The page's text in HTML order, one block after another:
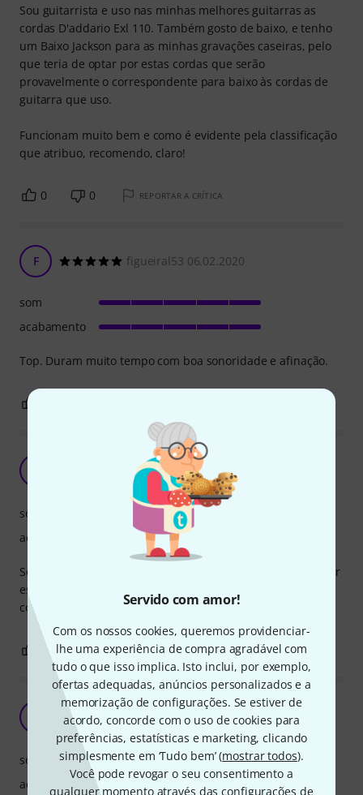
Servido com amor!
Com os nossos cookies, queremos providenciar-
lhe uma experiência de compra agradável com
tudo o que isso implica. Isto inclui, por exemplo,
ofertas adequadas, anúncios personalizados e a
memorização de configurações. Se estiver de
acordo, concorde com o uso de cookies para
preferências, estatísticas e marketing, clicando
simplesmente em ‘Tudo bem’ (mostrar todos).
Você pode revogar o seu consentimento a
qualquer momento através das configurações de
Sou guitarrista e uso nas minhas melhores guitarras as
cordas D'addario Exl 110. Também gosto de baixo, e tenho
um Baixo Jackson para as minhas gravações caseiras, pelo
que teria de optar por estas cordas que serão
provavelmente o correspondente para baixo às cordas de
guitarra que uso.
Funcionam muito bem e como é evidente pela classificação
que atribuo, recomendo, claro!
0 0 REPORTAR A CRÍTICA
F figueiral53 06.02.2020
Top. Duram muito tempo com boa sonoridade e afinação.
som
acabamento
Melhores cordas para baixo!
PedroMendonca 25.09.2017
Só uso baixos Long Scale de 4 cordas e irei sempre comprar
estas cordas. Longa duração e um grande brilho. Daddario
com certeza.
som
acabamento
0 0 REPORTAR A CRÍTICA
The best
Alberto CM 31.10.2022
som
acabamento